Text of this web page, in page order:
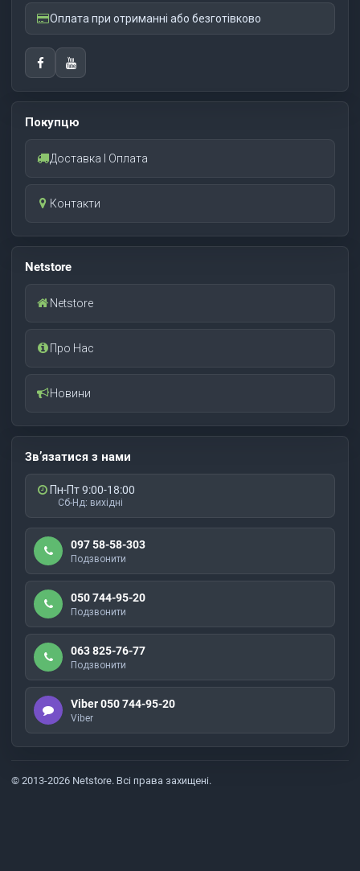
Оплата при отриманні або безготівково
Покупцю
Доставка І Оплата
Контакти
Netstore
Netstore
Про Нас
Новини
Зв’язатися з нами
Пн-Пт 9:00-18:00
Сб-Нд: вихідні
097 58-58-303
Подзвонити
050 744-95-20
Подзвонити
063 825-76-77
Подзвонити
Viber 050 744-95-20
Viber
© 2013-2026 Netstore. Всі права захищені.